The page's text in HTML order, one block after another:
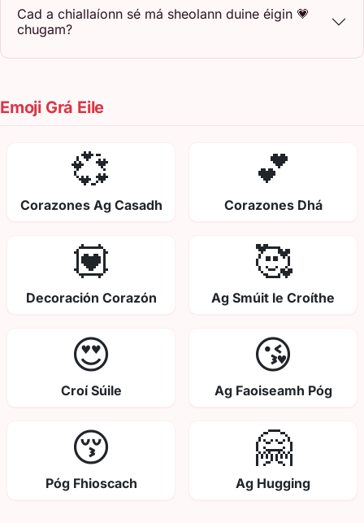
Cad a chiallaíonn sé má sheolann duine éigin 💗
chugam?
Emoji Grá Eile
💞
Corazones Ag Casadh
💕
Corazones Dhá
💟
Decoración Corazón
🥰
Ag Smúit le Croíthe
😍
Croí Súile
😘
Ag Faoiseamh Póg
😚
Póg Fhioscach
🤗
Ag Hugging